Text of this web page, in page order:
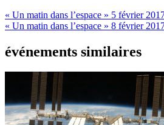
« Un matin dans l’espace » 5 février
« Un matin dans l’espace » 8 février
événements similaires